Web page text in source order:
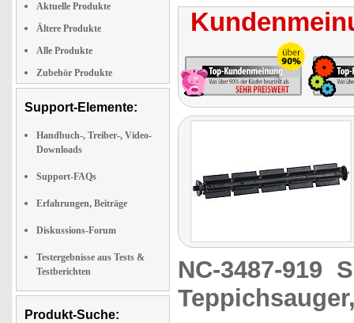
Aktuelle Produkte
Ältere Produkte
Alle Produkte
Zubehör Produkte
Support-Elemente:
Handbuch-, Treiber-, Video-
Downloads
Support-FAQs
Erfahrungen, Beiträge
Diskussions-Forum
Testergebnisse aus Tests &
Testberichten
Produkt-Suche:
NC-3487-919